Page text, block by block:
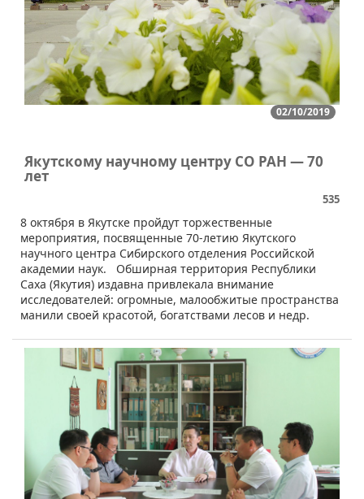
02/10/2019
Якутскому научному центру СО РАН — 70
лет
535
​8 октября в Якутске пройдут торжественные
мероприятия, посвященные 70-летию Якутского
научного центра Сибирского отделения Российской
академии наук. Обширная территория Республики
Саха (Якутия) издавна привлекала внимание
исследователей: огромные, малообжитые пространства
манили своей красотой, богатствами лесов и недр.